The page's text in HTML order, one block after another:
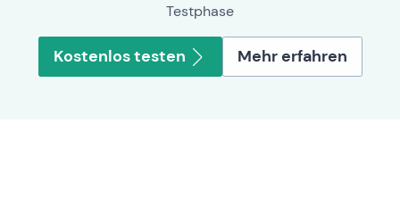
Testphase
Kostenlos testen Mehr erfahren